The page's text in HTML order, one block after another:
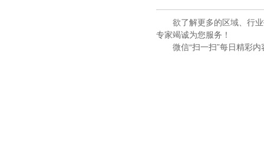
欲了解更多的区域、行
专家竭诚为您服务！
微信“扫一扫”每日精彩